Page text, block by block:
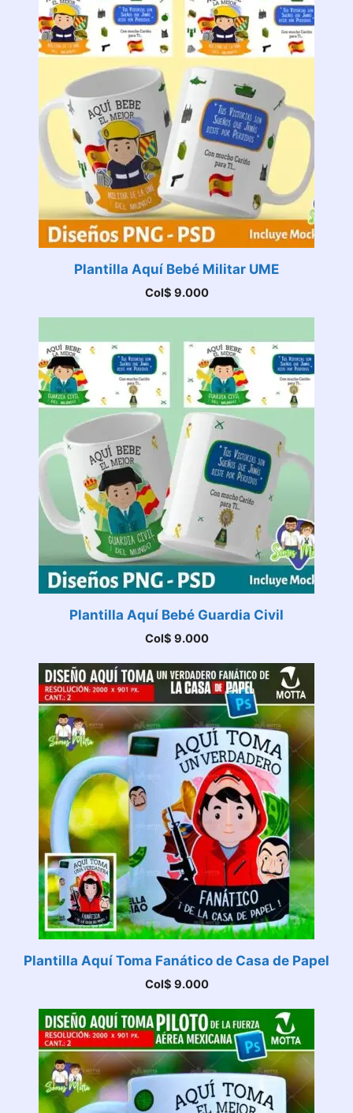
Plantilla Aquí Bebé Militar UME
Col$ 9.000
Plantilla Aquí Bebé Guardia Civil
Col$ 9.000
Plantilla Aquí Toma Fanático de Casa de Papel
Col$ 9.000